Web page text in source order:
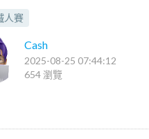
人賽
Cash
2025-08-25 07:44:12
654 瀏覽